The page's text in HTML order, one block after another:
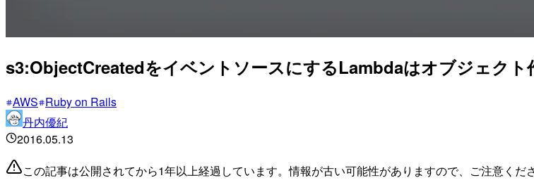
s3:ObjectCreatedをイベントソースにするLambdaはオブジェクト
AWS Ruby on Rails
丹内優紀
2016.05.13
この記事は公開されてから1年以上経過しています。情報が古い可能性がありますので、ご注意くださ